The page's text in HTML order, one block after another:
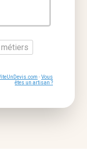
-Vous
êtes un artisan ?